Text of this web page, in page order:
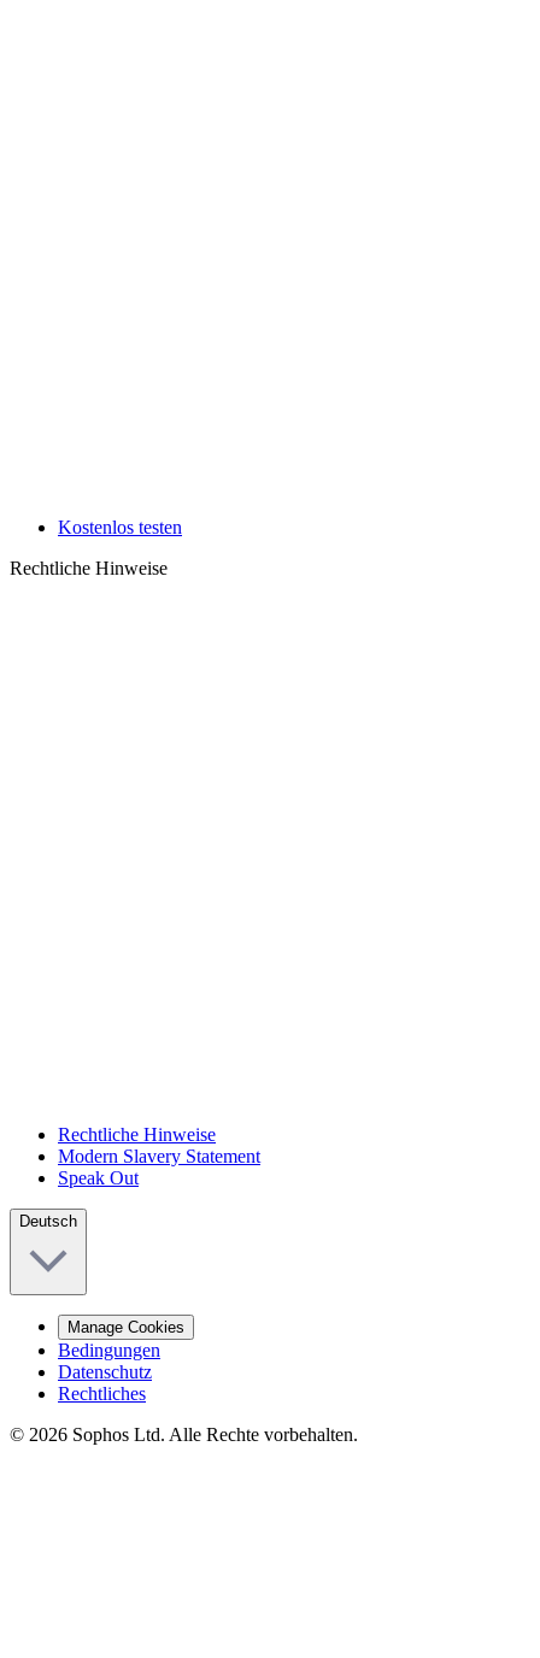
Kostenlos testen
Rechtliche Hinweise
Rechtliche Hinweise
Modern Slavery Statement
Speak Out
Deutsch
Manage Cookies
Bedingungen
Datenschutz
Rechtliches
© 2026 Sophos Ltd. Alle Rechte vorbehalten.